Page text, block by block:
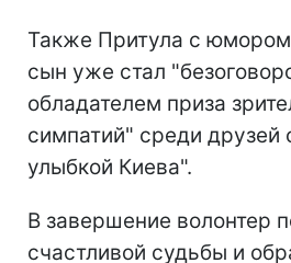
Также Притула с юмором
сын уже стал
обладателем приза
симпатий" среди друзей
улыбкой Киева".
В завершение волонтер
счастливой судьбы и